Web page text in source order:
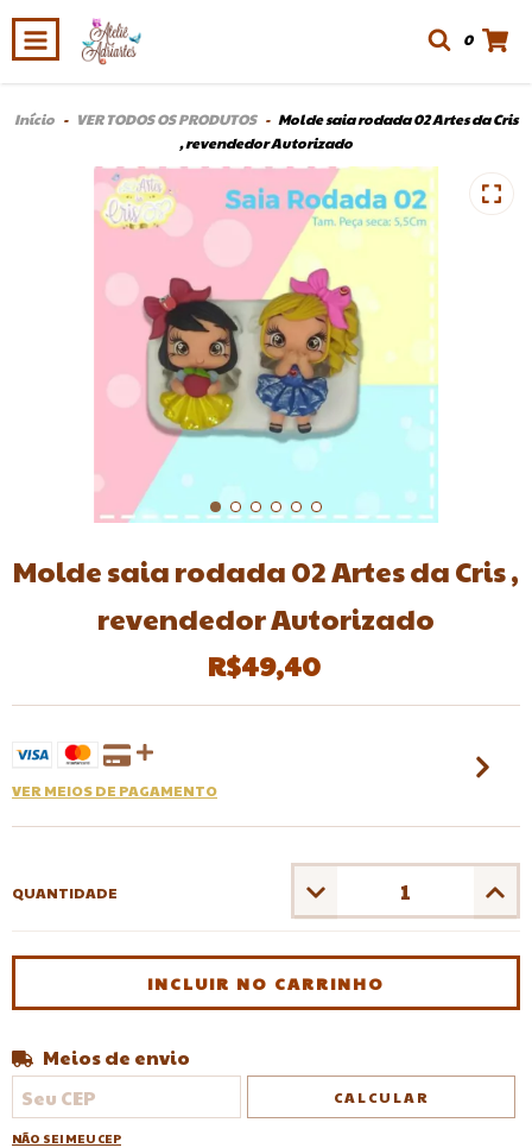
0
Início - VER TODOS OS PRODUTOS - Molde saia rodada 02 Artes da Cris
, revendedor Autorizado
Molde saia rodada 02 Artes da Cris ,
revendedor Autorizado
R$49,40
VER MEIOS DE PAGAMENTO
QUANTIDADE
Entregas para o CEP:
Meios de envio
CALCULAR
NÃO SEI MEU CEP